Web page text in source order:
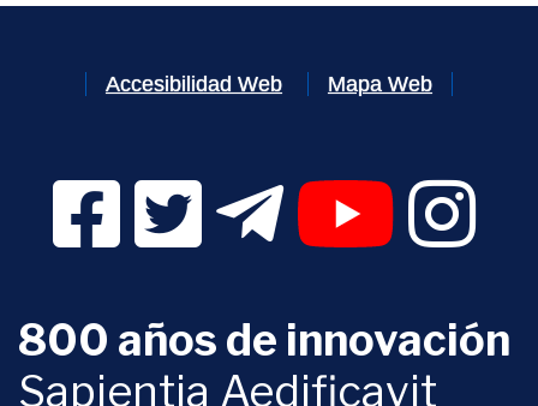
Accesibilidad Web Mapa Web
Facebook Digital UVa (se abrirá en una nueva
Twitter Digital UVa (se abrirá en una
Telegram Digital UVa (se
YouTube Digital
800 años de innovación
Sapientia Aedificavit